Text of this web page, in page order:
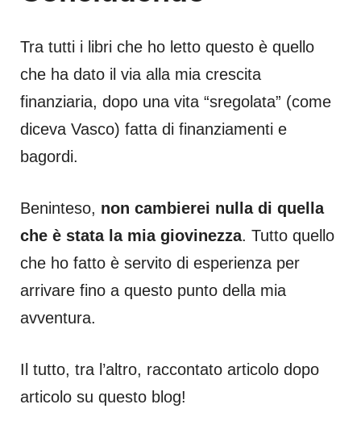
Tra tutti i libri che ho letto questo è quello
che ha dato il via alla mia crescita
finanziaria, dopo una vita “sregolata” (come
diceva Vasco) fatta di finanziamenti e
bagordi.
Beninteso, non cambierei nulla di quella
che è stata la mia giovinezza. Tutto quello
che ho fatto è servito di esperienza per
arrivare fino a questo punto della mia
avventura.
Il tutto, tra l’altro, raccontato articolo dopo
articolo su questo blog!